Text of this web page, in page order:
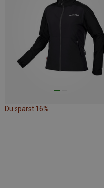
Du sparst 16%